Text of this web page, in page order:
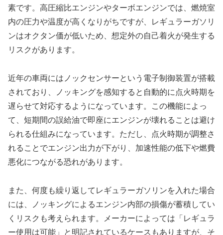
素です。高圧縮比エンジンやターボエンジンでは、燃焼室
内の圧力や温度が高くなりがちですが、レギュラーガソリ
ンはオクタン価が低いため、想定外の自己着火が発生する
リスクがあります。
近年の車両にはノックセンサーという電子制御装置が搭載
されており、ノッキングを感知すると自動的に点火時期を
遅らせて対応するようになっています。この機能によっ
て、短期間の誤給油で即座にエンジンが壊れることは避け
られる仕組みになっています。ただし、点火時期が調整さ
れることでエンジン出力が下がり、加速性能の低下や燃費
悪化につながる恐れがあります。
また、何度も繰り返してレギュラーガソリンを入れた場合
には、ノッキングによるエンジン内部の損傷が蓄積してい
くリスクも考えられます。メーカーによっては「レギュラ
ー使用は可能」と明記されているケースもありますが、そ